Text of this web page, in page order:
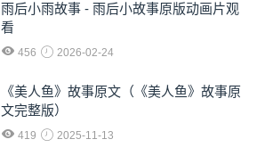
雨后小雨故事 - 雨后小故事原版动画片观
看
456 2026-02-24
《美人鱼》故事原文（《美人鱼》故事原
文完整版）
419 2025-11-13